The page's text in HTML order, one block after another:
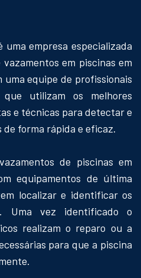
uma empresa especializada
em piscinas em
uma equipe de profissionais
que utilizam os melhores
e técnicas para detectar e
forma rápida e eficaz.
de piscinas em
equipamentos de última
localizar e identificar os
Uma vez identificado o
realizam o reparo ou a
para que a piscina